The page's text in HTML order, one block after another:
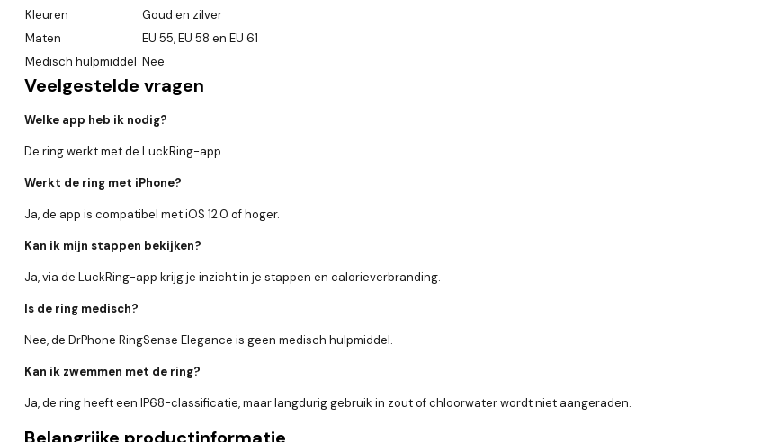
Kleuren
Goud en zilver
Maten
EU 55, EU 58 en EU 61
Medisch hulpmiddel Nee
Veelgestelde vragen
Welke app heb ik nodig?
De ring werkt met de LuckRing-app.
Werkt de ring met iPhone?
Ja, de app is compatibel met iOS 12.0 of hoger.
Kan ik mijn stappen bekijken?
Ja, via de LuckRing-app krijg je inzicht in je stappen en calorieverbranding.
Is de ring medisch?
Nee, de DrPhone RingSense Elegance is geen medisch hulpmiddel.
Kan ik zwemmen met de ring?
Ja, de ring heeft een IP68-classificatie, maar langdurig gebruik in zout of chloorwater wordt niet aangeraden.